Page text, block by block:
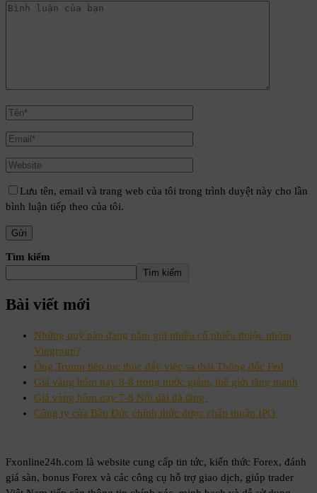
Lưu tên, email và trang web của tôi trong trình duyệt này cho lần
bình luận tiếp theo của tôi.
Tìm kiếm
Tìm kiếm
Bài viết mới
Những quỹ nào đang nắm giữ nhiều cổ phiếu thuộc nhóm
Vingroup?
Ông Trump tiếp tục thúc đẩy việc sa thải Thống đốc Fed
Giá vàng hôm nay 8-8 trong nước giảm, thế giới tăng mạnh
Giá vàng hôm nay 7-8 Nối dài đà tăng
Công ty của Bầu Đức chính thức được chấp thuận IPO
Fxonline24h.com là website cung cấp tin tức, kiến thức Forex, đánh
giá sàn, bonus Forex và các công cụ hỗ trợ giao dịch, giúp trader